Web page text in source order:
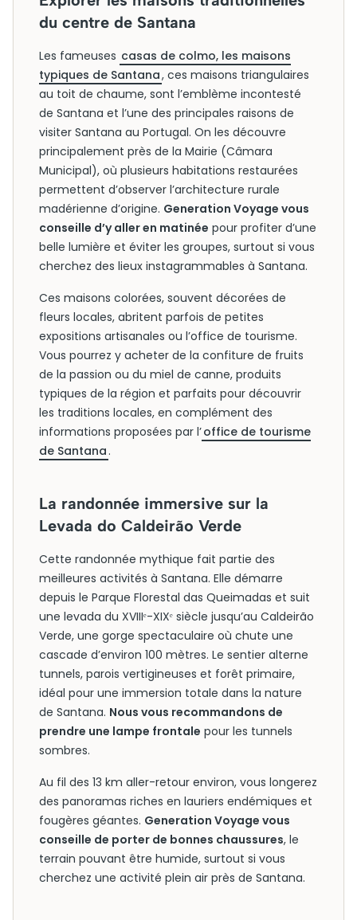
du centre de Santana
Les fameuses casas de colmo, les maisons
typiques de Santana, ces maisons triangulaires
au toit de chaume, sont l’emblème incontesté
de Santana et l’une des principales raisons de
visiter Santana au Portugal. On les découvre
principalement près de la Mairie (Câmara
Municipal), où plusieurs habitations restaurées
permettent d’observer l’architecture rurale
madérienne d’origine. Generation Voyage vous
conseille d’y aller en matinée pour profiter d’une
belle lumière et éviter les groupes, surtout si vous
cherchez des lieux instagrammables à Santana.
Ces maisons colorées, souvent décorées de
fleurs locales, abritent parfois de petites
expositions artisanales ou l’office de tourisme.
Vous pourrez y acheter de la confiture de fruits
de la passion ou du miel de canne, produits
typiques de la région et parfaits pour découvrir
les traditions locales, en complément des
informations proposées par l’office de tourisme
de Santana .
La randonnée immersive sur la
Levada do Caldeirão Verde
Cette randonnée mythique fait partie des
meilleures activités à Santana. Elle démarre
depuis le Parque Florestal das Queimadas et suit
une levada du XVIIIᵉ-XIXᵉ siècle jusqu’au Caldeirão
Verde, une gorge spectaculaire où chute une
cascade d’environ 100 mètres. Le sentier alterne
tunnels, parois vertigineuses et forêt primaire,
idéal pour une immersion totale dans la nature
de Santana. Nous vous recommandons de
prendre une lampe frontale pour les tunnels
sombres.
Au fil des 13 km aller-retour environ, vous longerez
des panoramas riches en lauriers endémiques et
fougères géantes. Generation Voyage vous
conseille de porter de bonnes chaussures, le
terrain pouvant être humide, surtout si vous
cherchez une activité plein air près de Santana.